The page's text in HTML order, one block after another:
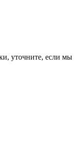
уточните, если мы